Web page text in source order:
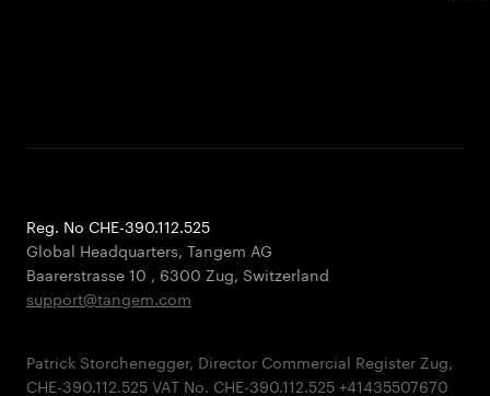
Reg. No CHE-390.112.525
Global Headquarters, Tangem AG
Baarerstrasse 10 , 6300 Zug, Switzerland
support@tangem.com
Patrick Storchenegger, Director Commercial Register Zug,